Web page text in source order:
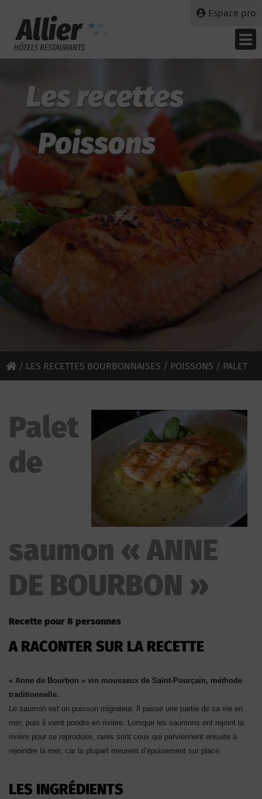
Espace pro
Les recettes
Poissons
/ LES RECETTES BOURBONNAISES / POISSONS / PALET
Palet
de
saumon « ANNE
DE BOURBON »
Recette pour 8 personnes
A RACONTER SUR LA RECETTE
« Anne de Bourbon » vin mousseux de Saint-Pourçain, méthode
traditionnelle.
Le saumon est un poisson migrateur. Il passe une partie de sa vie en
mer, puis il vient pondre en rivière. Lorsque les saumons ont rejoint la
rivière pour se reproduire, rares sont ceux qui parviennent ensuite à
rejoindre la mer, car la plupart meurent d’épuisement sur place.
LES INGRÉDIENTS